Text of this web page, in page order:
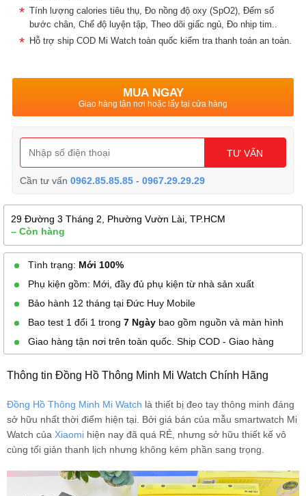
Tính lượng calories tiêu thụ, Đo nồng độ oxy (SpO2), Đếm số
bước chân, Chế độ luyện tập, Theo dõi giấc ngủ, Đo nhịp tim..
Hỗ trợ ship COD Mi Watch toàn quốc kiểm tra thanh toán an toàn.
MUA NGAY
Giao hàng tận nơi hoặc lấy tại cửa hàng
TƯ VẤN
Cần tư vấn0962.85.85.85 -0967.29.29.29
29 Đường 3 Tháng 2, Phường Vườn Lài, TP.HCM
– Còn hàng
Tình trạng: Mới 100%
Phụ kiện gồm: Mới, đầy đủ phụ kiện từ nhà sản xuất
Bảo hành 12 tháng tại Đức Huy Mobile
Bao test 1 đổi 1 trong 7 Ngày bao gồm nguồn và màn hình
Giao hàng tận nơi trên toàn quốc. Ship COD - Giao hàng
Thông tin Đồng Hồ Thông Minh Mi Watch Chính Hãng
Đồng Hồ Thông Minh Mi Watch là thiết bị đeo tay thông minh đáng
sở hữu nhất thời điểm hiện tại. Bởi giá bán của mẫu smartwatch Mi
Watch của Xiaomi hiện nay đã quá RẺ, nhưng sở hữu thiết kế vô
cùng tối giản thanh lịch nhưng không kém phần sang trọng.